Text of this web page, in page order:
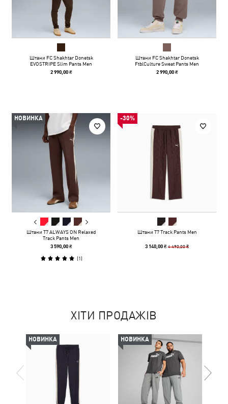
Штани FC Shakhtar Donetsk
EVOSTRIPE Slim Pants Men
2 990,00 ₴
Штани FC Shakhtar Donetsk
FtblCulture Sweat Pants Men
2 990,00 ₴
НОВИНКА
Штани T7 ALWAYS ON Relaxed
Track Pants Men
3 590,00 ₴
(1)
-30%
Штани T7 Track Pants Men
3 140,00 ₴4 490,00 ₴
ХІТИ ПРОДАЖІВ
НОВИНКА НОВИНКА